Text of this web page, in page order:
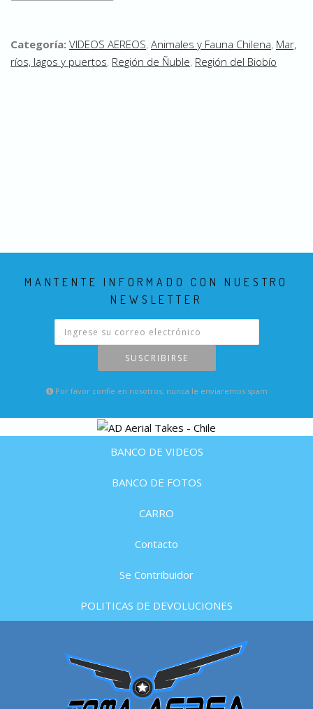
Categoría: VIDEOS AEREOS, Animales y Fauna Chilena, Mar,
ríos, lagos y puertos, Región de Ñuble, Región del Biobío
MANTENTE INFORMADO CON NUESTRO
NEWSLETTER
SUSCRIBIRSE
Por favor confie en nosotros, nunca le enviaremos spam
BANCO DE VIDEOS
BANCO DE FOTOS
CARRO
Contacto
Se Contribuidor
POLITICAS DE DEVOLUCIONES